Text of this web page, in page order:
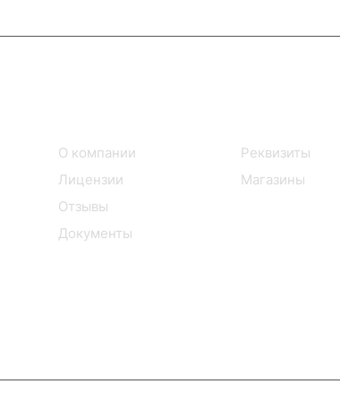
О компании
Лицензии
Отзывы
Документы
Реквизиты
Магазины